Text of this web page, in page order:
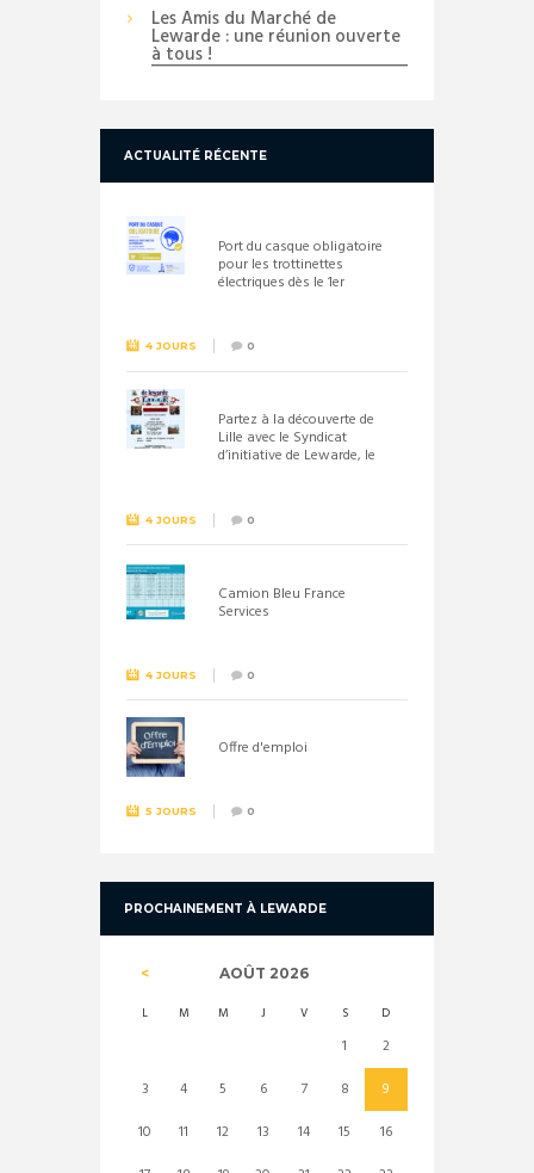
Les Amis du Marché de
Lewarde : une réunion ouverte
à tous !
ACTUALITÉ RÉCENTE
Port du casque obligatoire
pour les trottinettes
électriques dès le 1er
4 JOURS 0
Partez à la découverte de
Lille avec le Syndicat
d’initiative de Lewarde, le
4 JOURS 0
Camion Bleu France
Services
4 JOURS 0
Offre d'emploi
5 JOURS 0
PROCHAINEMENT À LEWARDE
AOÛT 2026
L M M J V S D
1
2
3
4 5 6 7 8
9
10
11 12 13 14 15
16